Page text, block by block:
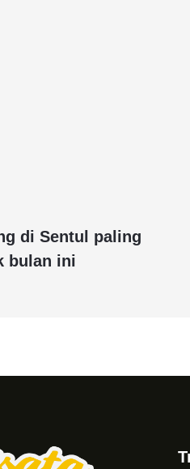
di Sentul paling
bulan ini